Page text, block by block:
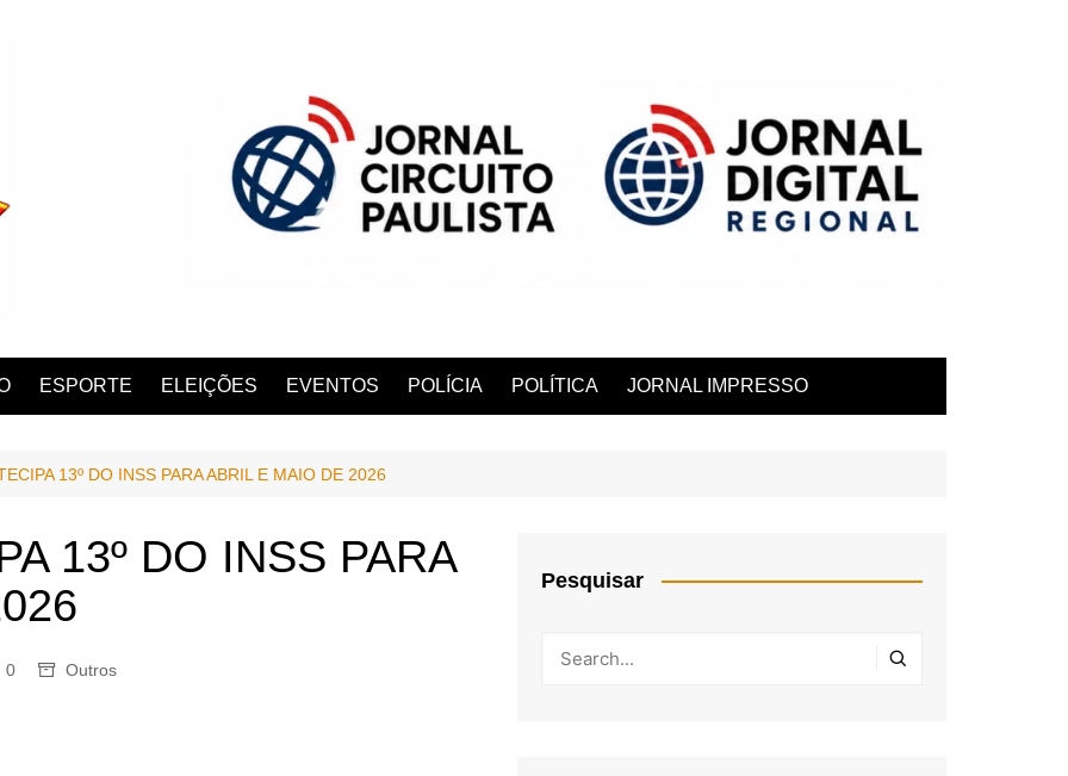
ESPORTE ELEIÇÕES EVENTOS POLÍCIA POLÍTICA JORNAL IMPRESSO
13º DO INSS PARA ABRIL E MAIO DE 2026
13º DO INSS PARA
0 Outros
Pesquisar